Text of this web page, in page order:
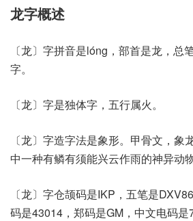
龙字概述
〔龙〕字拼音是lóng，部首是龙，总
字。
〔龙〕字是独体字，五行属火。
〔龙〕字造字法是象形。甲骨文，象
中一种有鳞有须能兴云作雨的神异动物
〔龙〕字仓颉码是IKP，五笔是
码是43014，郑码是GM，中文电码